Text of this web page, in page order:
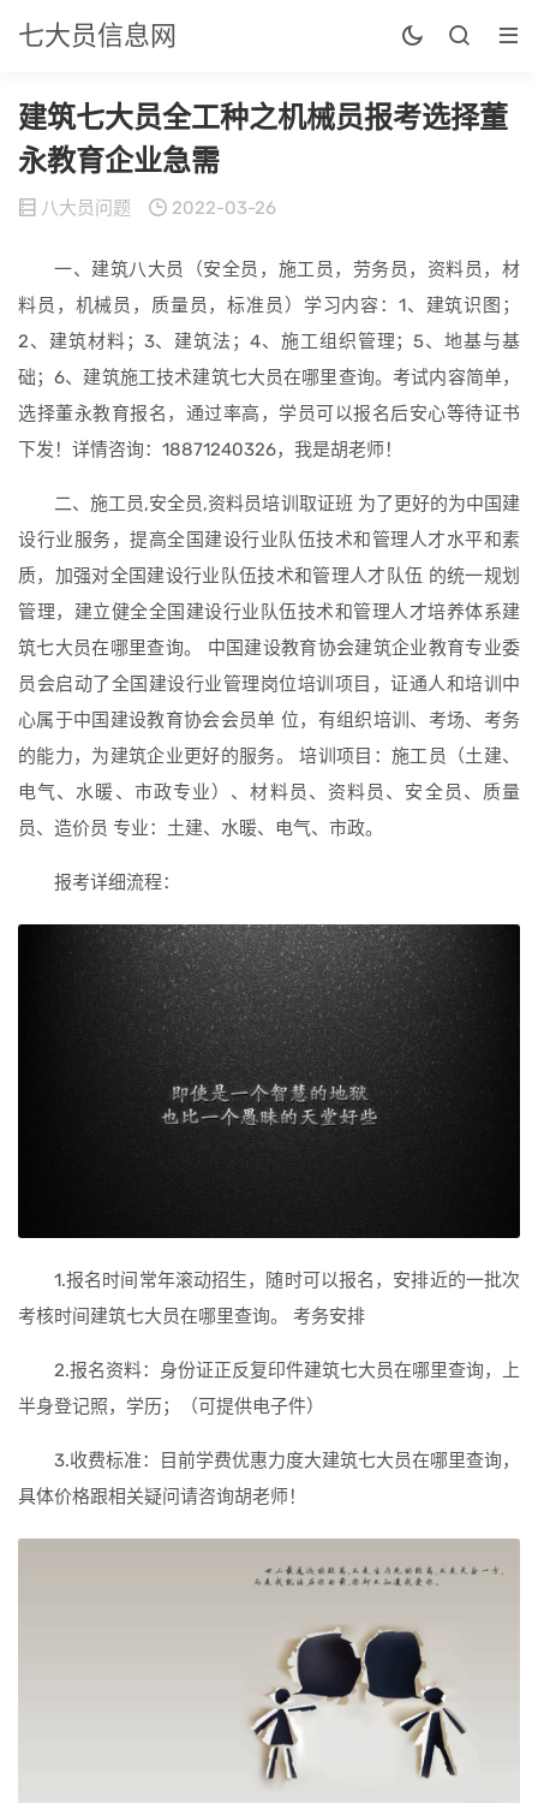
七大员信息网
建筑七大员全工种之机械员报考选择董
永教育企业急需
八大员问题 2022-03-26
一、建筑八大员（安全员，施工员，劳务员，资料员，材
料员，机械员，质量员，标准员）学习内容：1、建筑识图；
2、建筑材料；3、建筑法；4、施工组织管理；5、地基与基
础；6、建筑施工技术建筑七大员在哪里查询。考试内容简单，
选择董永教育报名，通过率高，学员可以报名后安心等待证书
下发！详情咨询：18871240326，我是胡老师！
二、施工员,安全员,资料员培训取证班 为了更好的为中国建
设行业服务，提高全国建设行业队伍技术和管理人才水平和素
质，加强对全国建设行业队伍技术和管理人才队伍 的统一规划
管理，建立健全全国建设行业队伍技术和管理人才培养体系建
筑七大员在哪里查询。 中国建设教育协会建筑企业教育专业委
员会启动了全国建设行业管理岗位培训项目，证通人和培训中
心属于中国建设教育协会会员单 位，有组织培训、考场、考务
的能力，为建筑企业更好的服务。 培训项目：施工员（土建、
电气、水暖、市政专业）、材料员、资料员、安全员、质量
员、造价员 专业：土建、水暖、电气、市政。
报考详细流程：
1.报名时间常年滚动招生，随时可以报名，安排近的一批次
考核时间建筑七大员在哪里查询。 考务安排
2.报名资料：身份证正反复印件建筑七大员在哪里查询，上
半身登记照，学历；（可提供电子件）
3.收费标准：目前学费优惠力度大建筑七大员在哪里查询，
具体价格跟相关疑问请咨询胡老师！